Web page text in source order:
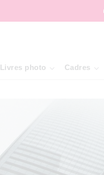
Livres photo Cadres